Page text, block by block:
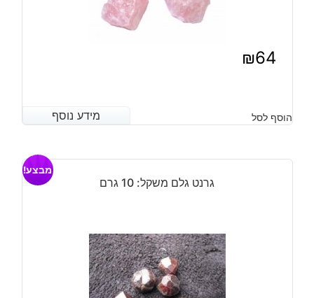
₪64
מידע נוסף הוסף לסל מידע נוסף
גרנט גלם משקל: 10 גרם
מבצע!